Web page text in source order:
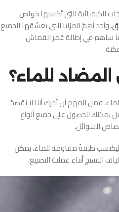
الكيميائية التي تُكسبهاخواص
، وأحد أهمُّ المزايا التي يعشقها الجميع
ساهم في إطالة عُمر القماش
للماء؟
فمن المهم أن نُدرك أننا لا نقصدُ
يمكنك الحصول على جميع أنواع
السوائل.
طبقةً مقاومة للماء، يمكن
النسيج أثناء عملية التصنيع.